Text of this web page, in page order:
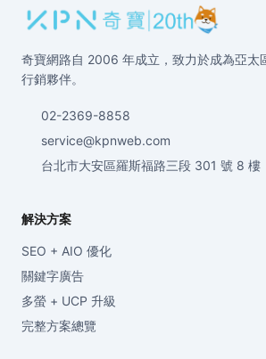
奇寶網路自 2006 年成立，致力於成為亞太
行銷夥伴。
02-2369-8858
service@kpnweb.com
台北市大安區羅斯福路三段 301 號 8 樓
解決方案
SEO + AIO 優化
關鍵字廣告
多螢 + UCP 升級
完整方案總覽